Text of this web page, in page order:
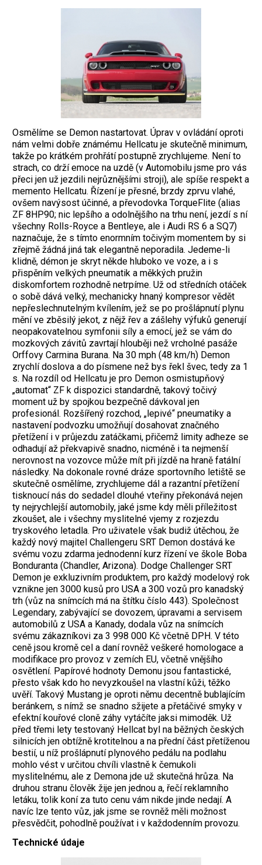
Osmělíme se Demon nastartovat. Úprav v ovládání oproti
nám velmi dobře známému Hellcatu je skutečně minimum,
takže po krátkém prohřátí postupně zrychlujeme. Není to
strach, co drží emoce na uzdě (v Automobilu jsme pro vás
přeci jen už jezdili nejrůznějšími stroji), ale spíše respekt a
memento Hellcatu. Řízení je přesné, brzdy zprvu vlahé,
ovšem navýsost účinné, a převodovka TorqueFlite (alias
ZF 8HP90; nic lepšího a odolnějšího na trhu není, jezdí s ní
všechny Rolls-Royce a Bentleye, ale i Audi RS 6 a SQ7)
naznačuje, že s tímto enormním točivým momentem by si
zřejmě žádná jiná tak elegantně neporadila. Jedeme-li
klidně, démon je skryt někde hluboko ve voze, a i s
přispěním velkých pneumatik a měkkých pružin
diskomfortem rozhodně netrpíme. Už od středních otáček
o sobě dává velký, mechanicky hnaný kompresor vědět
nepřeslechnutelným kvílením, jež se po prošlápnutí plynu
mění ve zběsilý jekot, z nějž řev a zášlehy výfuků generují
neopakovatelnou symfonii síly a emocí, jež se vám do
mozkových závitů zavrtají hlouběji než vrcholné pasáže
Orffovy Carmina Burana. Na 30 mph (48 km/h) Demon
zrychlí doslova a do písmene než bys řekl švec, tedy za 1
s. Na rozdíl od Hellcatu je pro Demon osmistupňový
„automat“ ZF k dispozici standardně, takový točivý
moment už by spojkou bezpečně dávkoval jen
profesionál. Rozšířený rozchod, „lepivé“ pneumatiky a
nastavení podvozku umožňují dosahovat značného
přetížení i v průjezdu zatáčkami, přičemž limity adheze se
odhadují až překvapivě snadno, nicméně i ta nejmenší
nerovnost na vozovce může mít při jízdě na hraně fatální
následky. Na dokonale rovné dráze sportovního letiště se
skutečně osmělíme, zrychlujeme dál a razantní přetížení
tisknoucí nás do sedadel dlouhé vteřiny překonává nejen
ty nejrychlejší automobily, jaké jsme kdy měli příležitost
zkoušet, ale i všechny myslitelné vjemy z rozjezdu
tryskového letadla. Pro uživatele však budiž útěchou, že
každý nový majitel Challengeru SRT Demon dostává ke
svému vozu zdarma jednodenní kurz řízení ve škole Boba
Bonduranta (Chandler, Arizona). Dodge Challenger SRT
Demon je exkluzivním produktem, pro každý modelový rok
vznikne jen 3000 kusů pro USA a 300 vozů pro kanadský
trh (vůz na snímcích má na štítku číslo 443). Společnost
Legendary, zabývající se dovozem, úpravami a servisem
automobilů z USA a Kanady, dodala vůz na snímcích
svému zákazníkovi za 3 998 000 Kč včetně DPH. V této
ceně jsou kromě cel a daní rovněž veškeré homologace a
modifikace pro provoz v zemích EU, včetně vnějšího
osvětlení. Papírové hodnoty Demonu jsou fantastické,
přesto však kdo ho nevyzkoušel na vlastní kůži, těžko
uvěří. Takový Mustang je oproti němu decentně bublajícím
beránkem, s nímž se snadno sžijete a přetáčivé smyky v
efektní kouřové cloně záhy vytáčíte jaksi mimoděk. Už
před třemi lety testovaný Hellcat byl na běžných českých
silnicích jen obtížně krotitelnou a na přední část přetíženou
bestií, u níž prošlápnutí plynového pedálu na podlahu
mohlo vést v určitou chvíli vlastně k čemukoli
myslitelnému, ale z Demona jde už skutečná hrůza. Na
druhou stranu člověk žije jen jednou a, řečí reklamního
letáku, tolik koní za tuto cenu vám nikde jinde nedají. A
navíc lze tento vůz, jak jsme se rovněž měli možnost
přesvědčit, pohodlně používat i v každodenním provozu.
Technické údaje